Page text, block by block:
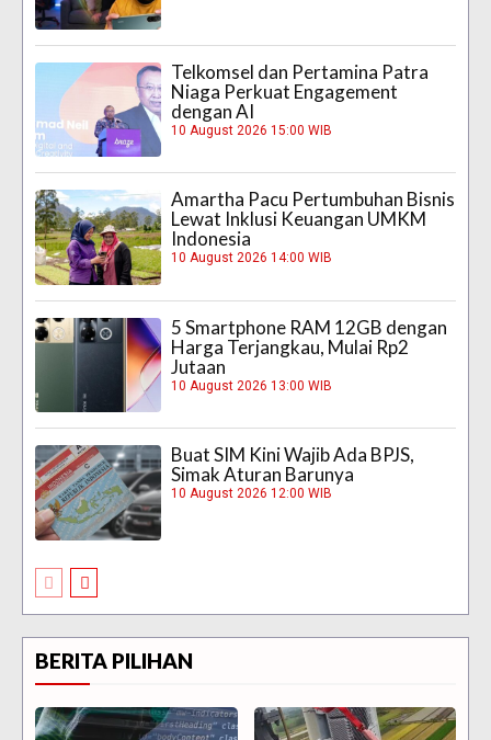
Telkomsel dan Pertamina Patra
Niaga Perkuat Engagement
dengan AI
10 August 2026 15:00 WIB
Amartha Pacu Pertumbuhan Bisnis
Lewat Inklusi Keuangan UMKM
Indonesia
10 August 2026 14:00 WIB
5 Smartphone RAM 12GB dengan
Harga Terjangkau, Mulai Rp2
Jutaan
10 August 2026 13:00 WIB
Buat SIM Kini Wajib Ada BPJS,
Simak Aturan Barunya
10 August 2026 12:00 WIB
BERITA PILIHAN